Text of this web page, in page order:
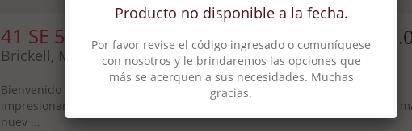
41 SE 5th St #1609 0 U$S
Brickell, Miami, Florida | EMP5209
Bienvenido a una de las direcciones más exclusivas de Brickell: un
impresionante loft de dos niveles en Brickell on the River South Tower, la
nuev ...